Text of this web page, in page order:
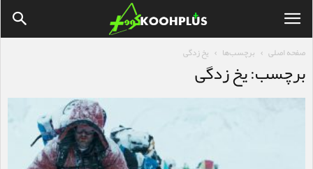
صفحه اصلی برچسب‌ها یخ زدگی
برچسب: یخ زدگی